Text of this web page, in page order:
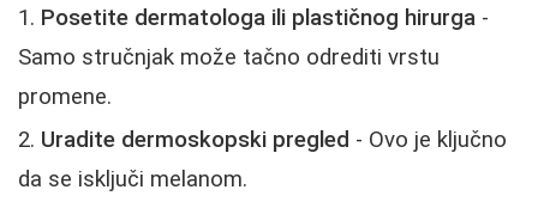
Posetite dermatologa ili plastičnog hirurga -
Samo stručnjak može tačno odrediti vrstu
promene.
Uradite dermoskopski pregled - Ovo je ključno
da se isključi melanom.